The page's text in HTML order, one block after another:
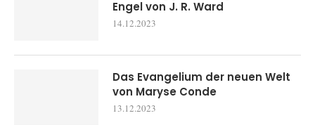
Engel von J. R. Ward
14.12.2023
Das Evangelium der neuen Welt
von Maryse Conde
13.12.2023